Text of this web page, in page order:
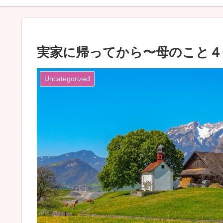
実家に帰ってから〜母のこと
Uncategorized